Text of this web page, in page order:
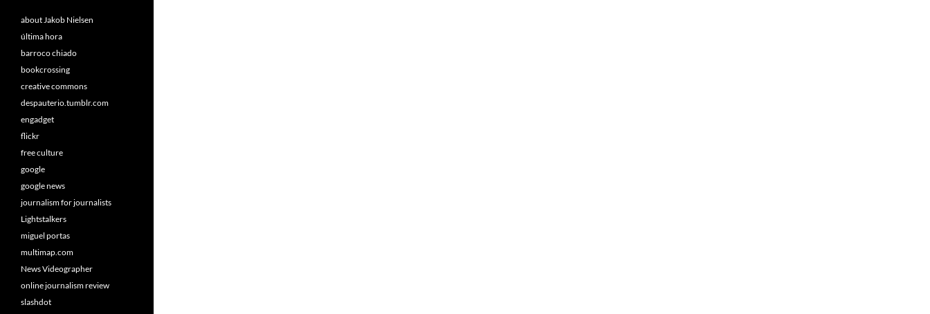
about Jakob Nielsen
última hora
barroco chiado
bookcrossing
creative commons
despauterio.tumblr.com
engadget
flickr
free culture
google
google news
journalism for journalists
Lightstalkers
miguel portas
multimap.com
News Videographer
online journalism review
slashdot